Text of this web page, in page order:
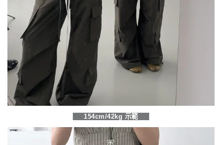
154cm/42kg 示範